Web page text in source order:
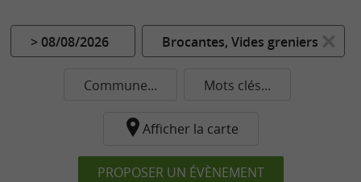
> 08/08/2026 Brocantes, Vides greniers
Commune... Mots clés...
Afficher la carte
PROPOSER UN ÉVÈNEMENT